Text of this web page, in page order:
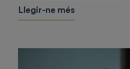
Llegir-ne més